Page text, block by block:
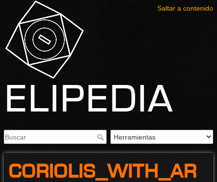
Saltar a contenido
Elipedia
coriolis_with_ar